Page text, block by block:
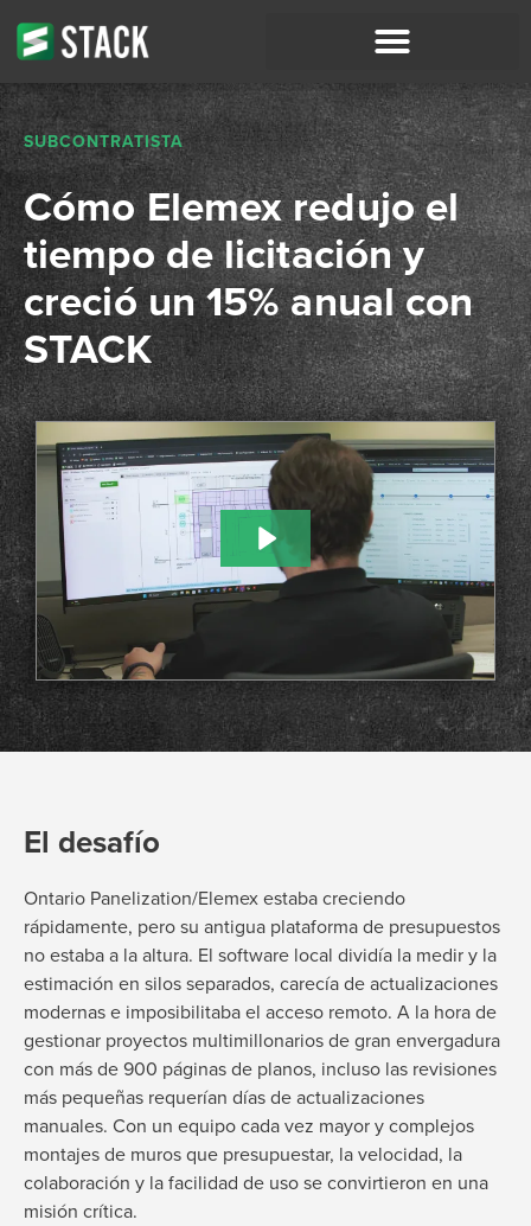
SUBCONTRATISTA
Cómo Elemex redujo el
tiempo de licitación y
creció un 15% anual con
STACK
El desafío
Ontario Panelization/Elemex estaba creciendo
rápidamente, pero su antigua plataforma de presupuestos
no estaba a la altura. El software local dividía la medir y la
estimación en silos separados, carecía de actualizaciones
modernas e imposibilitaba el acceso remoto. A la hora de
gestionar proyectos multimillonarios de gran envergadura
con más de 900 páginas de planos, incluso las revisiones
más pequeñas requerían días de actualizaciones
manuales. Con un equipo cada vez mayor y complejos
montajes de muros que presupuestar, la velocidad, la
colaboración y la facilidad de uso se convirtieron en una
misión crítica.